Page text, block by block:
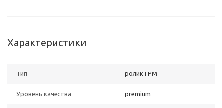
Характеристики
Тип ролик ГРМ
Уровень качества premium